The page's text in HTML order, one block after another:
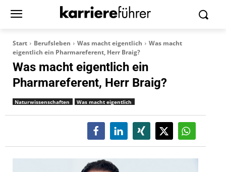
Start Berufsleben Was macht eigentlich
Was macht
eigentlich ein Pharmareferent, Herr Braig?
Was macht eigentlich ein
Pharmareferent, Herr Braig?
Naturwissenschaften Was macht eigentlich